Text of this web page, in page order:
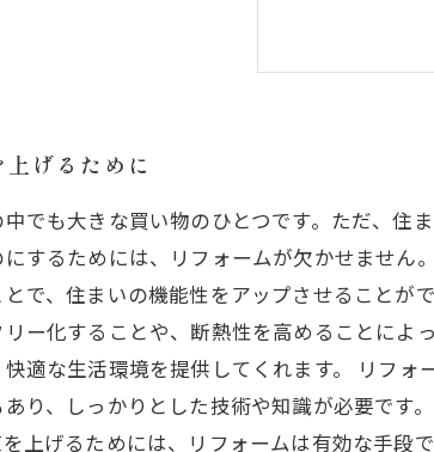
エコな住
老朽化した
げるために
でも大きな買い物のひとつです。ただ、住
するためには、リフォームが欠かせませ
で、住まいの機能性をアップさせることが
ー化することや、断熱性を高めることによ
適な生活環境を提供してくれます。 リフ
り、しっかりとした技術や知識が必要です
上げるためには、リフォームは有効な手段